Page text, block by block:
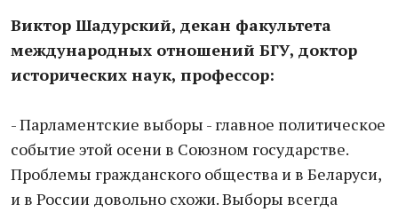
Виктор Шадурский, декан факультета
международных отношений БГУ, доктор
исторических наук, профессор:
- Парламентские выборы - главное политическое
событие этой осени в Союзном государстве.
Проблемы гражданского общества и в Беларуси,
и в России довольно схожи. Выборы всегда